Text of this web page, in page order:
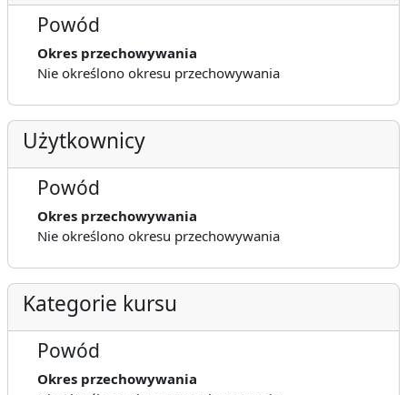
Powód
Okres przechowywania
Nie określono okresu przechowywania
Użytkownicy
Powód
Okres przechowywania
Nie określono okresu przechowywania
Kategorie kursu
Powód
Okres przechowywania